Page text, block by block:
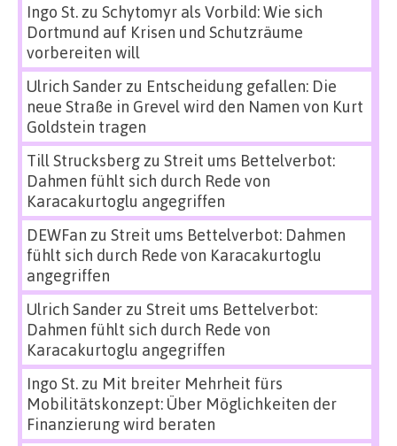
Ingo St.zu Schytomyr als Vorbild: Wie sich
Dortmund auf Krisen und Schutzräume
vorbereiten will
Ulrich Sanderzu Entscheidung gefallen: Die
neue Straße in Grevel wird den Namen von Kurt
Goldstein tragen
Till Strucksbergzu Streit ums Bettelverbot:
Dahmen fühlt sich durch Rede von
Karacakurtoglu angegriffen
DEWFan zu Streit ums Bettelverbot: Dahmen
fühlt sich durch Rede von Karacakurtoglu
angegriffen
Ulrich Sanderzu Streit ums Bettelverbot:
Dahmen fühlt sich durch Rede von
Karacakurtoglu angegriffen
Ingo St.zu Mit breiter Mehrheit fürs
Mobilitätskonzept: Über Möglichkeiten der
Finanzierung wird beraten